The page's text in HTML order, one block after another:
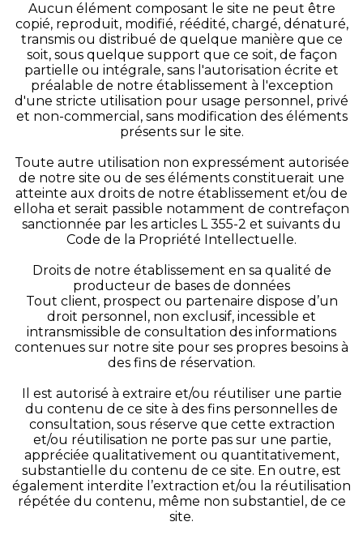
Aucun élément composant le site ne peut être
copié, reproduit, modifié, réédité, chargé, dénaturé,
transmis ou distribué de quelque manière que ce
soit, sous quelque support que ce soit, de façon
partielle ou intégrale, sans l'autorisation écrite et
préalable de notre établissement à l'exception
d'une stricte utilisation pour usage personnel, privé
et non-commercial, sans modification des éléments
présents sur le site.
Toute autre utilisation non expressément autorisée
de notre site ou de ses éléments constituerait une
atteinte aux droits de notre établissement et/ou de
elloha et serait passible notamment de contrefaçon
sanctionnée par les articles L 355-2 et suivants du
Code de la Propriété Intellectuelle.
Droits de notre établissement en sa qualité de
producteur de bases de données
Tout client, prospect ou partenaire dispose d’un
droit personnel, non exclusif, incessible et
intransmissible de consultation des informations
contenues sur notre site pour ses propres besoins à
des fins de réservation.
Il est autorisé à extraire et/ou réutiliser une partie
du contenu de ce site à des fins personnelles de
consultation, sous réserve que cette extraction
et/ou réutilisation ne porte pas sur une partie,
appréciée qualitativement ou quantitativement,
substantielle du contenu de ce site. En outre, est
également interdite l’extraction et/ou la réutilisation
répétée du contenu, même non substantiel, de ce
site.